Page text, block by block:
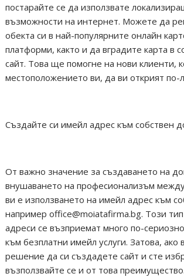
постарайте се да използвате
възможности на интернет. Можете да
обекта си в най-популярните онлайн
платформи, както и да вградите карта в
сайт. Това ще помогне на нови клиенти,
местоположението ви, да ви открият по-
Създайте си имейл адрес към собствен
От важно значение за създаването на
внушаването на професионализъм
ви е използването на имейл адрес към
например office@moiatafirma.bg. Този
адреси се възприемат много по-
към безплатни имейл услуги. Затова, ако
решение да си създадете сайт и сте
възползвайте се и от това